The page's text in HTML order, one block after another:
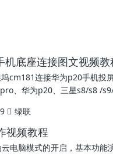
机底座连接图文视频
cm181连接华为p20手机投
、华为p20、三星s8/s8 /s9/
绿联
视频教程
电脑模式的开启，基本功